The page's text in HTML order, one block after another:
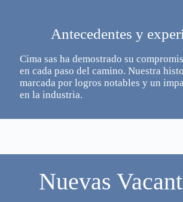
Antecedentes y
Cima sas ha demostrado su
en cada paso del camino. Nuestra
marcada por logros notables y un
en la industria.
Nuevas